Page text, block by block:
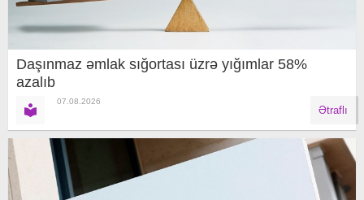
Daşınmaz əmlak sığortası üzrə yığımlar 58%
azalıb
07.08.2026
Ətraflı